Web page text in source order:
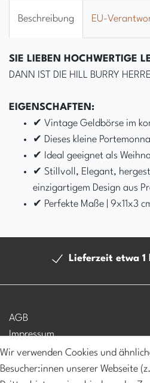
Beschreibung EU-
SIE LIEBEN HOCHWERTIGE
DANN IST DIE HILL BURRY
EIGENSCHAFTEN:
✔ Vintage Geldbörse im
✔ Dieses kleine
✔ Ideal geeignet als
✔ Stillvoll, Elegant,
einzigartigem Design aus
✔ Perfekte Maße | 9x11x3
Lieferzeit etwa
AGB
Impressum
Datenschutz
Widerrufsrecht
Wir verwenden Cookies und
Besucher:innen unserer Webseite